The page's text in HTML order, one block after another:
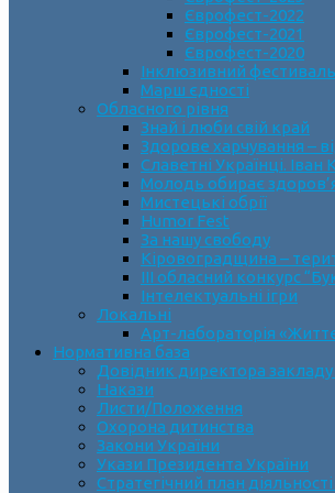
Єврофест-2022
Єврофест-2021
Єврофест-2020
Інклюзивний
Марш єдності
Обласного рівня
Знай і люби свій край
Здорове харчування –
Славетні Українці.
Молодь обирає
Мистецькі обрії
Humor Fest
За нашу свободу
Кіровоградщина –
ІII обласний конкурс
Інтелектуальні ігри
Локальні
Арт-лабораторія
Нормативна база
Довідник директора закладу
Накази
Листи/Положення
Охорона дитинства
Закони України
Укази Президента України
Стратегічний план